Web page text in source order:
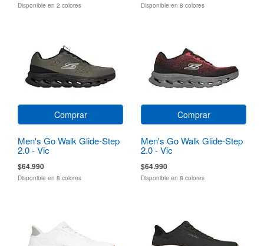
Disponible en 2 colores Disponible en 8 colores
Comprar
Men's Go Walk Glide-Step
2.0 - Vic
$64.990
Disponible en 8 colores
Comprar
Men's Go Walk Glide-Step
2.0 - Vic
$64.990
Disponible en 8 colores